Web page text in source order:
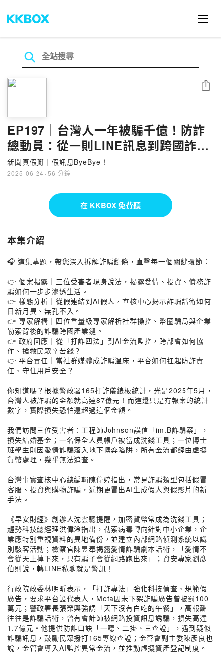
EP197｜台灣人一年被騙千億！防詐
總動員：從一則LINE訊息到跨國詐騙
黑色產業鏈，政府、平台、個人，沒
有人是局外人！
新聞真假掰｜假訊息ByeBye！
2025-06-24 · 56 分鐘
分享
在 KKBOX 免費聽
本集介紹
🎧 這集專題，帶您深入拆解詐騙鏈條，直擊每一個關鍵環節：
👉 個案揭露｜三位受害者現身說法，揭露愛情、投資、債務詐
騙如何一步步滲透生活。
👉 樣態分析｜從假連結到AI假人，查核中心揭示詐騙話術如何
日新月異、無孔不入。
👉 專家解構｜四位重量級專家解析社群操控、幣圈騙局與企業
勒索背後的詐騙跨國產業鏈。
👉 政府回應｜從「打詐四法」到AI金流監控，跨部會如何協
作、搶救民眾辛苦錢？
👉 平台責任｜當社群媒體成詐騙溫床，平台如何扛起防詐責
任、守住用戶安全？
你知道嗎？根據警政署165打詐儀錶板統計，光是2025年5月，
台灣人被詐騙的金額就高達87億元！而這還只是有報案的統計
數字，實際損失恐怕遠超過這個金額。
我們訪問三位受害者：工程師Johnson誤信「im.B詐騙案」，
損失結婚基金；一名保全人員帳戶被當成洗錢工具；一位博士
班學生則因愛情詐騙落入地下博弈陷阱，所有金流都經由虛擬
貨幣處理，幾乎無法追查。
台灣事實查核中心總編輯陳偉婷指出，常見詐騙類型包括假冒
客服、投資與購物詐騙，近期更冒出AI生成假人與假影片的新
手法。
《早安財經》創辦人沈雲驄提醒，加密貨幣常成為洗錢工具；
趨勢科技總經理洪偉淦指出，勒索病毒轉向針對中小企業，企
業應特別重視資料的異地備份，並建立內部網路偵測系統以識
別駭客活動；檢察官陳昱奉揭露愛情詐騙劇本話術，「愛情不
會從天上掉下來，只有騙子會從網路跑出來」；資安專家劉彥
伯則說，轉LINE私聊就是警訊！
行政院政委林明昕表示，「打詐專法」強化科技偵查、規範假
廣告，要求平台設代表人，Meta因未下架詐騙廣告曾被罰100
萬元；警政署長張榮興強調「天下沒有白吃的午餐」，高報酬
往往是詐騙話術，曾有會計師被網路投資訊息誘騙，損失高達
1.7億元。他提供防詐口訣「一聽、二掛、三查證」，遇到疑似
詐騙訊息，鼓勵民眾撥打165專線查證；金管會副主委陳彥良也
說，金管會導入AI監控異常金流，並推動虛擬資產登記制度。